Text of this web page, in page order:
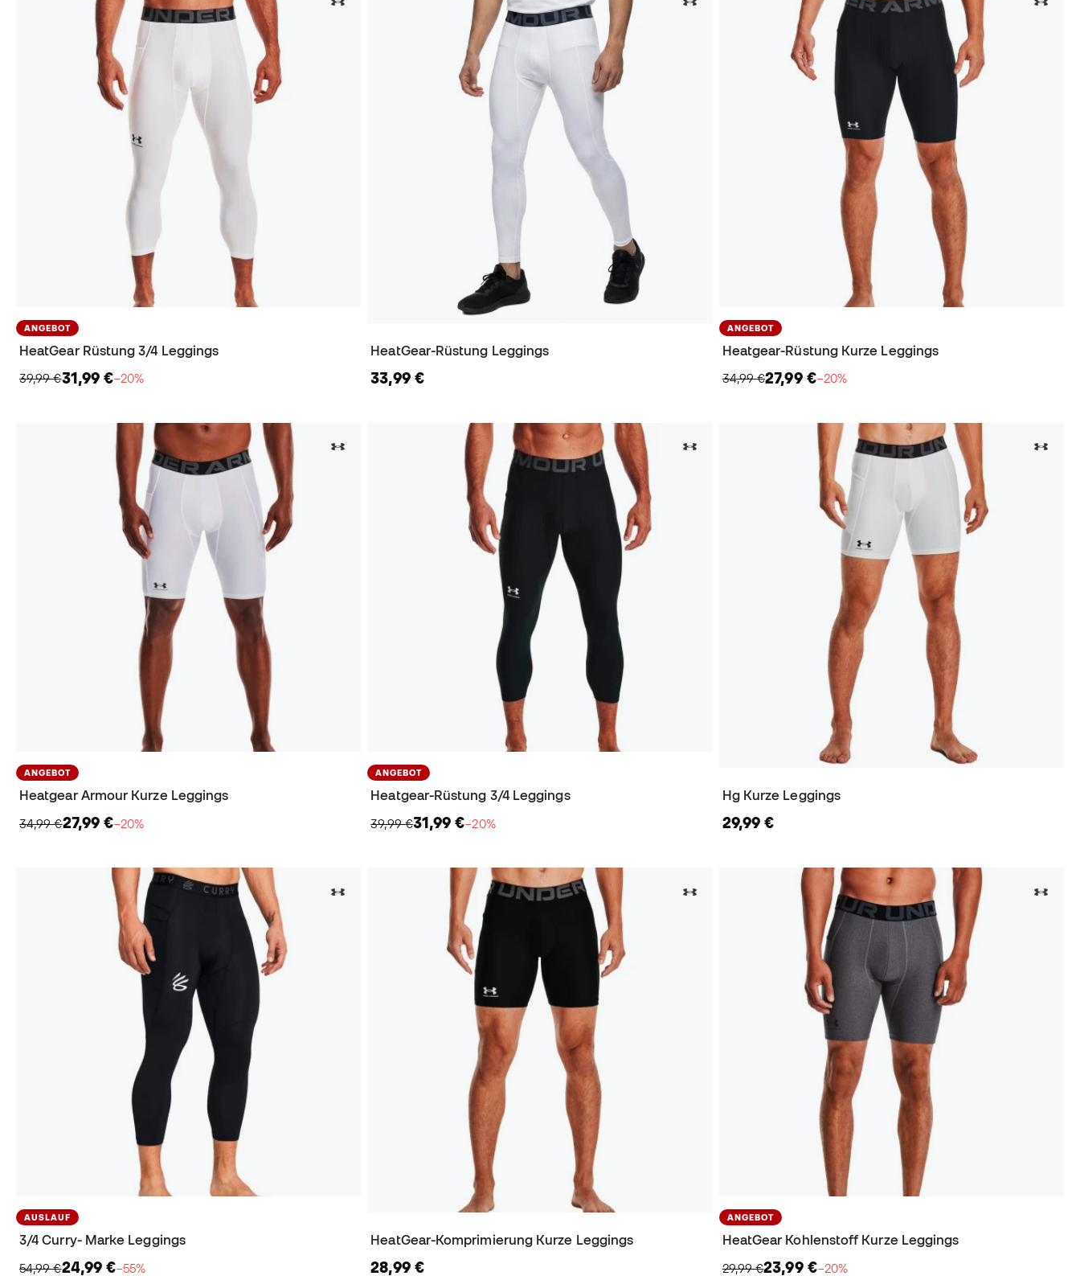
ANGEBOT
HeatGear Rüstung 3/4 Leggings
39,99 €31,99 €−20%
HeatGear-Rüstung Leggings
33,99 €
ANGEBOT
Heatgear-Rüstung Kurze Leggings
34,99 €27,99 €−20%
ANGEBOT
Heatgear Armour Kurze Leggings
34,99 €27,99 €−20%
ANGEBOT
Heatgear-Rüstung 3/4 Leggings
39,99 €31,99 €−20%
Hg Kurze Leggings
29,99 €
AUSLAUF
3/4 Curry- Marke Leggings
54,99 €24,99 €−55%
HeatGear-Komprimierung Kurze Leggings
28,99 €
ANGEBOT
HeatGear Kohlenstoff Kurze Leggings
29,99 €23,99 €−20%